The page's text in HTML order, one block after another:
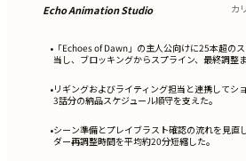
Echo Animation Studio カ
• 「Echoes of Dawn」の主人公向けに25本超の
当し、ブロッキングからスプライン、最終調整
•リギングおよびライティング担当と連携してシ
3話分の納品スケジュール順守を支えた。
•シーン準備とプレイブラスト確認の流れを見直
ダー再調整時間を平均約20分短縮した。